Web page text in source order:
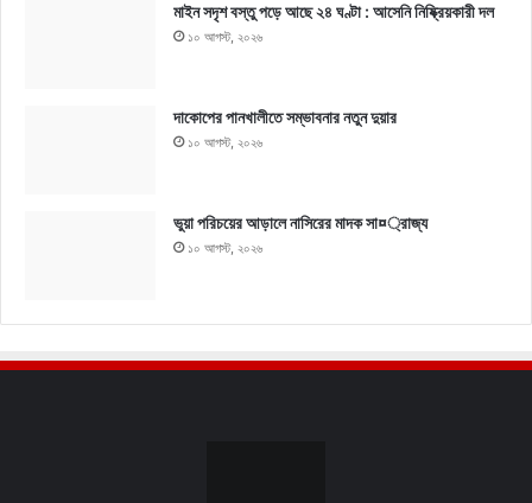
মাইন সদৃশ বস্তু পড়ে আছে ২৪ ঘণ্টা : আসেনি নিষ্ক্রিয়কারী দল
১০ আগস্ট, ২০২৬
দাকোপের পানখালীতে সম্ভাবনার নতুন দুয়ার
১০ আগস্ট, ২০২৬
ভুয়া পরিচয়ের আড়ালে নাসিরের মাদক সা¤্রাজ্য
১০ আগস্ট, ২০২৬